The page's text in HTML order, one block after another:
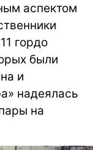
аспектом
гордо
были
и
надеялась
на